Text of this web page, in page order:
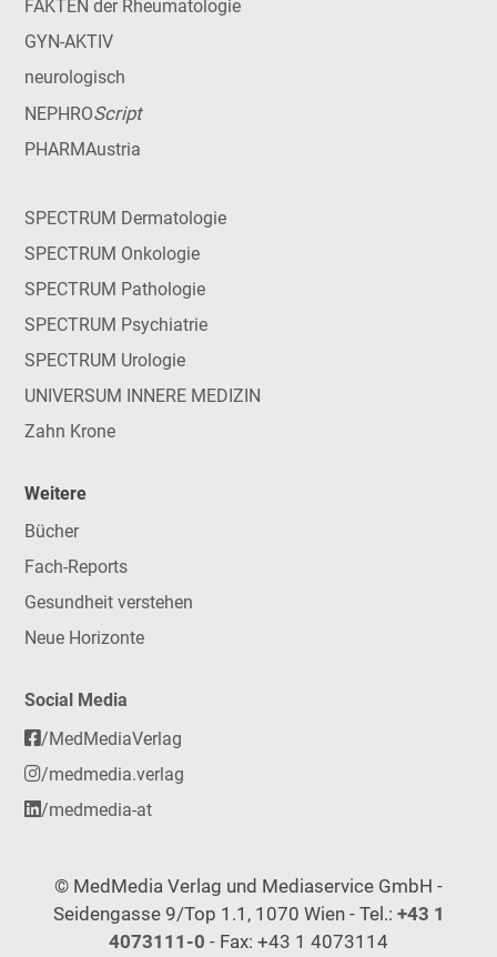
FAKTEN der Rheumatologie
GYN-AKTIV
neurologisch
NEPHROScript
PHARMAustria
SPECTRUM Dermatologie
SPECTRUM Onkologie
SPECTRUM Pathologie
SPECTRUM Psychiatrie
SPECTRUM Urologie
UNIVERSUM INNERE MEDIZIN
Zahn Krone
Weitere
Bücher
Fach-Reports
Gesundheit verstehen
Neue Horizonte
Social Media
/MedMediaVerlag
/medmedia.verlag
/medmedia-at
© MedMedia Verlag und Mediaservice GmbH -
Seidengasse 9/Top 1.1, 1070 Wien - Tel.: +43 1
4073111-0 - Fax: +43 1 4073114